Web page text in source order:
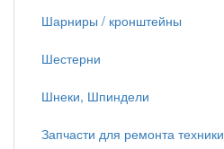
Шарниры / кронштейны
Шестерни
Шнеки, Шпиндели
Запчасти для ремонта техники